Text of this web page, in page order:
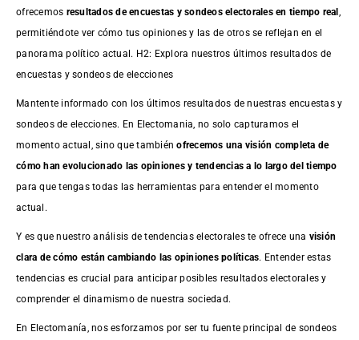
ofrecemos resultados deencuestas y sondeos electorales en tiempo real
permitiéndote ver cómo tus opiniones y las de otros se reflejan en el
panorama político actual. H2: Explora nuestros últimos resultados de
encuestas y sondeos de elecciones
Mantente informado con los últimos resultados de nuestras encuestasy
sondeos de elecciones. En Electomania, no solo capturamos el
momento actual, sino que tambiénofrecemos una visión completa de
cómo han evolucionado las opiniones y tendencias a lo largo del tiempo
para que tengas todas las herramientas para entender el momento
actual.
Y es que nuestro análisis de tendencias electorales te ofrece una visión
clara de cómo están cambiando las opiniones políticas. Entender estas
tendencias es crucial para anticipar posibles resultados electorales y
comprender el dinamismo de nuestra sociedad.
En Electomanía, nos esforzamos por ser tu fuente principal de sondeos